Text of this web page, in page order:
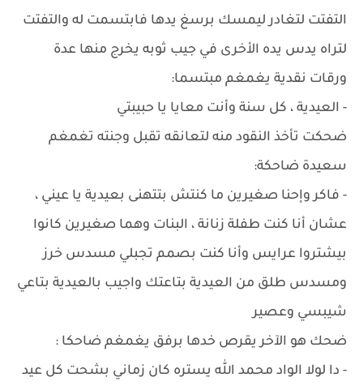
التفتت لتغادر ليمسك برسغ يدها فابتسمت له والتفتت
لتراه يدس يده الأخرى في جيب ثوبه يخرج منها عدة
ورقات نقدية يغمغم مبتسما:
- العيدية ، كل سنة وأنت معايا يا حبيبتي
ضحكت تأخذ النقود منه لتعانقه تقبل وجنته تغمغم
سعيدة ضاحكة:
- فاكر وإحنا صغيرين ما كنتش بتتهنى بعيدية يا عيني ،
عشان أنا كنت طفلة زنانة ، البنات وهما صغيرين كانوا
بيشتروا عرايس وأنا كنت بصمم تجبلي مسدس خرز
ومسدس طلق من العيدية بتاعتك واجيب بالعيدية بتاعي
شيبسي وعصير
ضحك هو الآخر يقرص خدها برفق يغمغم ضاحكا :
- دا لولا الواد محمد الله يستره كان زماني بشحت كل عيد